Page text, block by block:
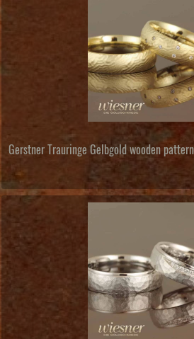
Gerstner Trauringe Gelbgold wooden